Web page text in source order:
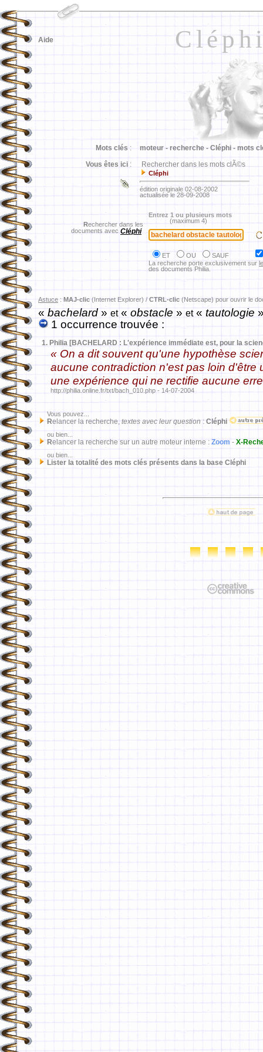
Aide
Mots clés : moteur - recherche - Cléphi - mots
Vous êtes ici : Rechercher dans les mots clÃ©s
Cléphi
édition originale 02-08-2002
actualisée le 28-09-2008
Rechercher dans les
documents avec Cléphi
Entrez 1 ou plusieurs mots
(maximum 4)
ET OU
SAUF
La recherche porte exclusivement sur
des documents Philia.
Astuce : MAJ-clic (Internet Explorer) / CTRL-clic (Netscape) pour ouvrir le
«bachelard » et« obstacle » et« tautologie
1 occurrence trouvée :
1. Philia [BACHELARD : L'expérience immédiate est, pour la
« On a dit souvent qu'une hypothèse
aucune contradiction n'est pas loin d'être
une expérience qui ne rectifie aucune
http://philia.online.fr/txt/bach_010.php - 14-07-2004
Vous pouvez...
Relancer la recherche, textes avec leur question : Cléphi
ou bien...
Relancer la recherche sur un autre moteur interne : Zoom - X-
ou bien...
Lister la totalité des mots clés présents dans la base Cléphi